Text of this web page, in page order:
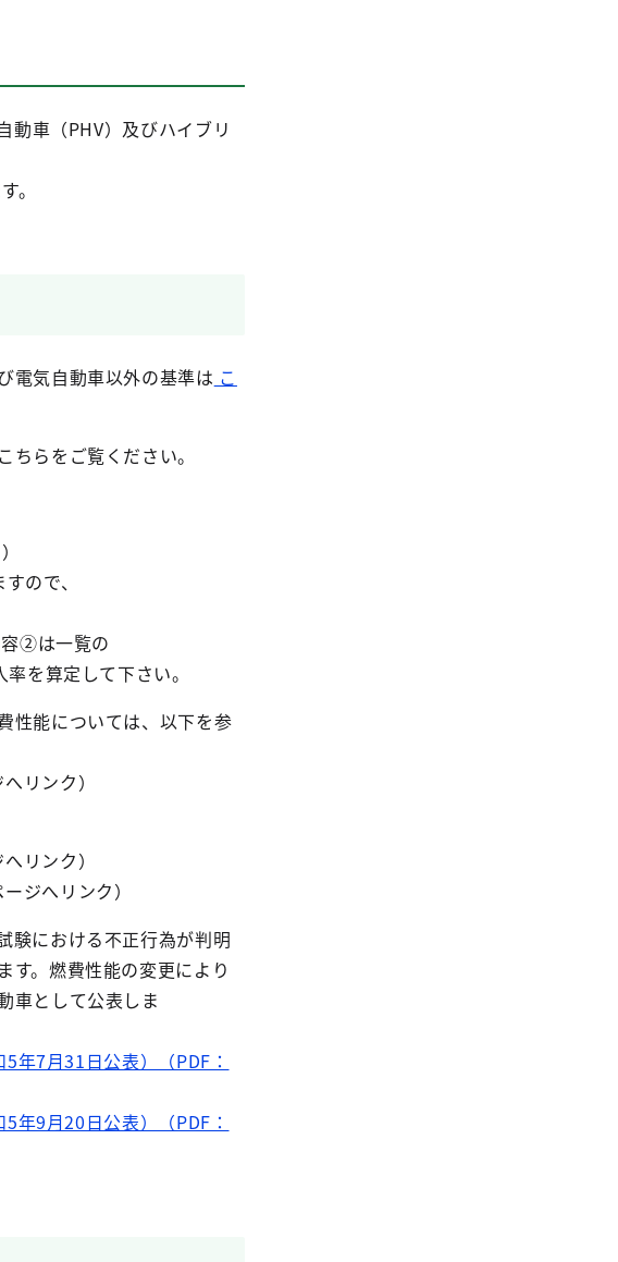
動車（PHV）及びハイブリ
。
電気自動車以外の基準は こ
らをご覧ください。
ので、
容②は一覧の
算定して下さい。
性能については、以下を参
リンク）
リンク）
ジへリンク）
験における不正行為が判明
す。燃費性能の変更により
車として公表しま
年7月31日公表）（PDF：
年9月20日公表）（PDF：